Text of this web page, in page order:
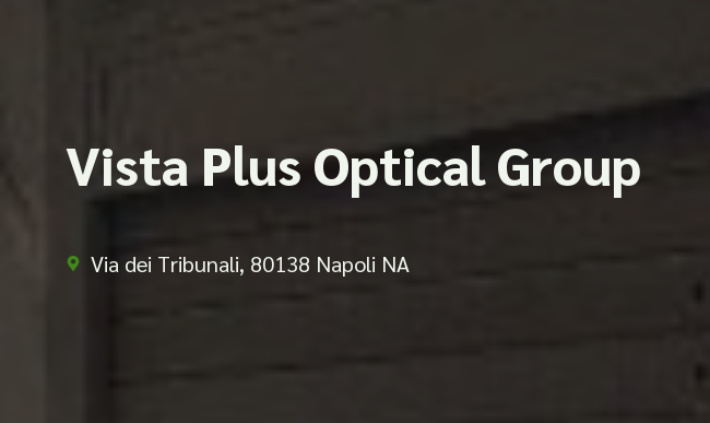
Vista Plus Optical Group
Via dei Tribunali, 80138 Napoli NA